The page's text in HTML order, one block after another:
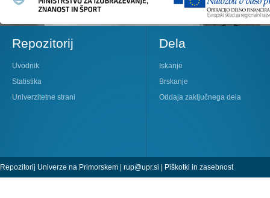
Repozitorij
Uvodnik
Statistika
Univerzitetne strani
Dela
Iskanje
Brskanje
Oddaja zaključnega dela
Repozitorij Univerze na Primorskem | rup@upr.si | Piškotki in zasebnost